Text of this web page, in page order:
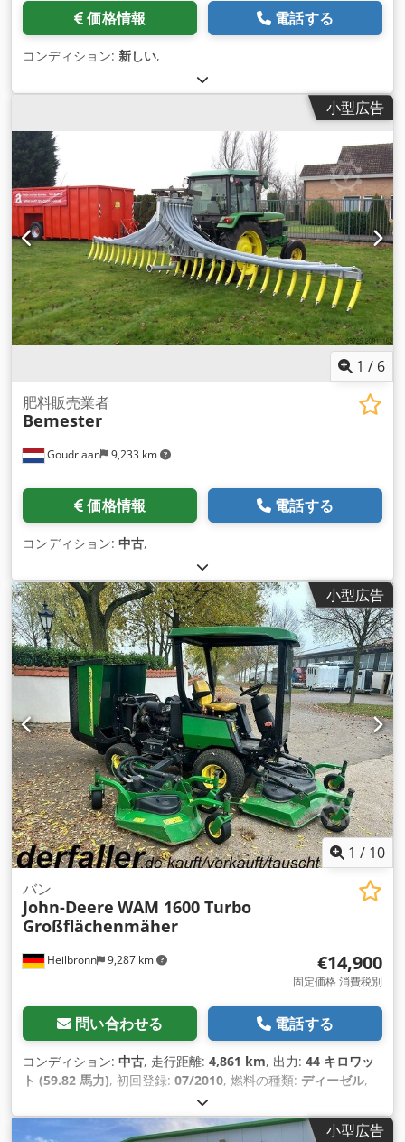
価格情報 電話する
コンディション: 新しい,
小型広告
1 / 6
Goudriaan 9,233 km
肥料販売業者
Bemester
価格情報 電話する
コンディション: 中古,
小型広告
1 / 10
Heilbronn 9,287 km
バン
John-Deere WAM 1600 Turbo
Großflächenmäher
€14,900
固定価格 消費税別
問い合わせる 電話する
コンディション: 中古, 走行距離: 4,861 km, 出力: 44 キロワッ
ト (59.82 馬力), 初回登録: 07/2010, 燃料の種類: ディーゼル,
, サスペンション:
稼働時間:4,861 h, 装備:全輪駆動,
小型広告